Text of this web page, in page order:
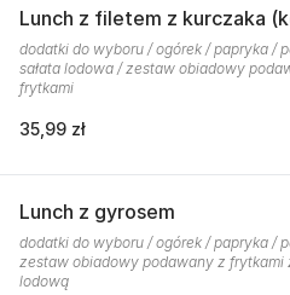
Lunch z filetem z kurczaka
dodatki do wyboru / ogórek / papryka /
sałata lodowa / zestaw obiadowy
frytkami
35,99 zł
Lunch z gyrosem
dodatki do wyboru / ogórek / papryka /
zestaw obiadowy podawany z frytkami
lodową